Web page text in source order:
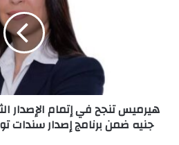
جنيه
ضمنجنيه ضمن برنامج إصدار